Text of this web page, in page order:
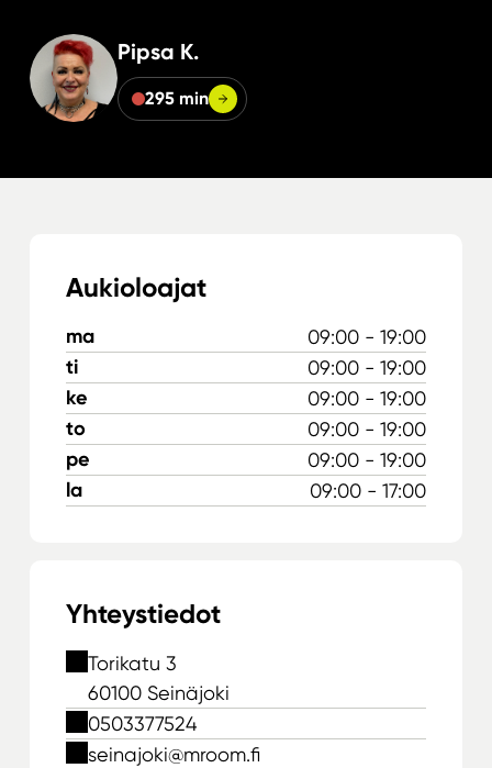
Pipsa K.
295 min
Aukioloajat
ma 09:00 - 19:00
ti 09:00 - 19:00
ke 09:00 - 19:00
to 09:00 - 19:00
pe 09:00 - 19:00
la 09:00 - 17:00
Yhteystiedot
Torikatu 3
60100 Seinäjoki
0503377524
seinajoki@mroom.fi